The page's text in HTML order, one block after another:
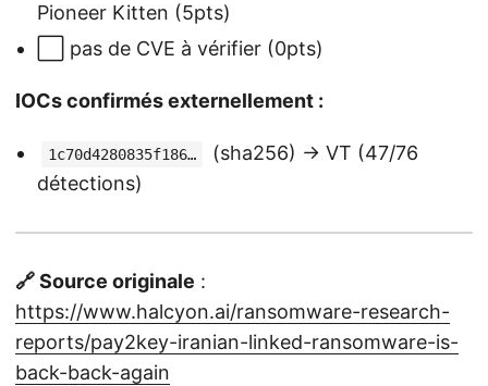
Pioneer Kitten (5pts)
⬜ pas de CVE à vérifier (0pts)
IOCs confirmés externellement :
1c70d4280835f186…
(sha256) → VT (47/76
détections)
🔗 Source originale :
https://www.halcyon.ai/ransomware-research-
reports/pay2key-iranian-linked-ransomware-is-
back-back-again